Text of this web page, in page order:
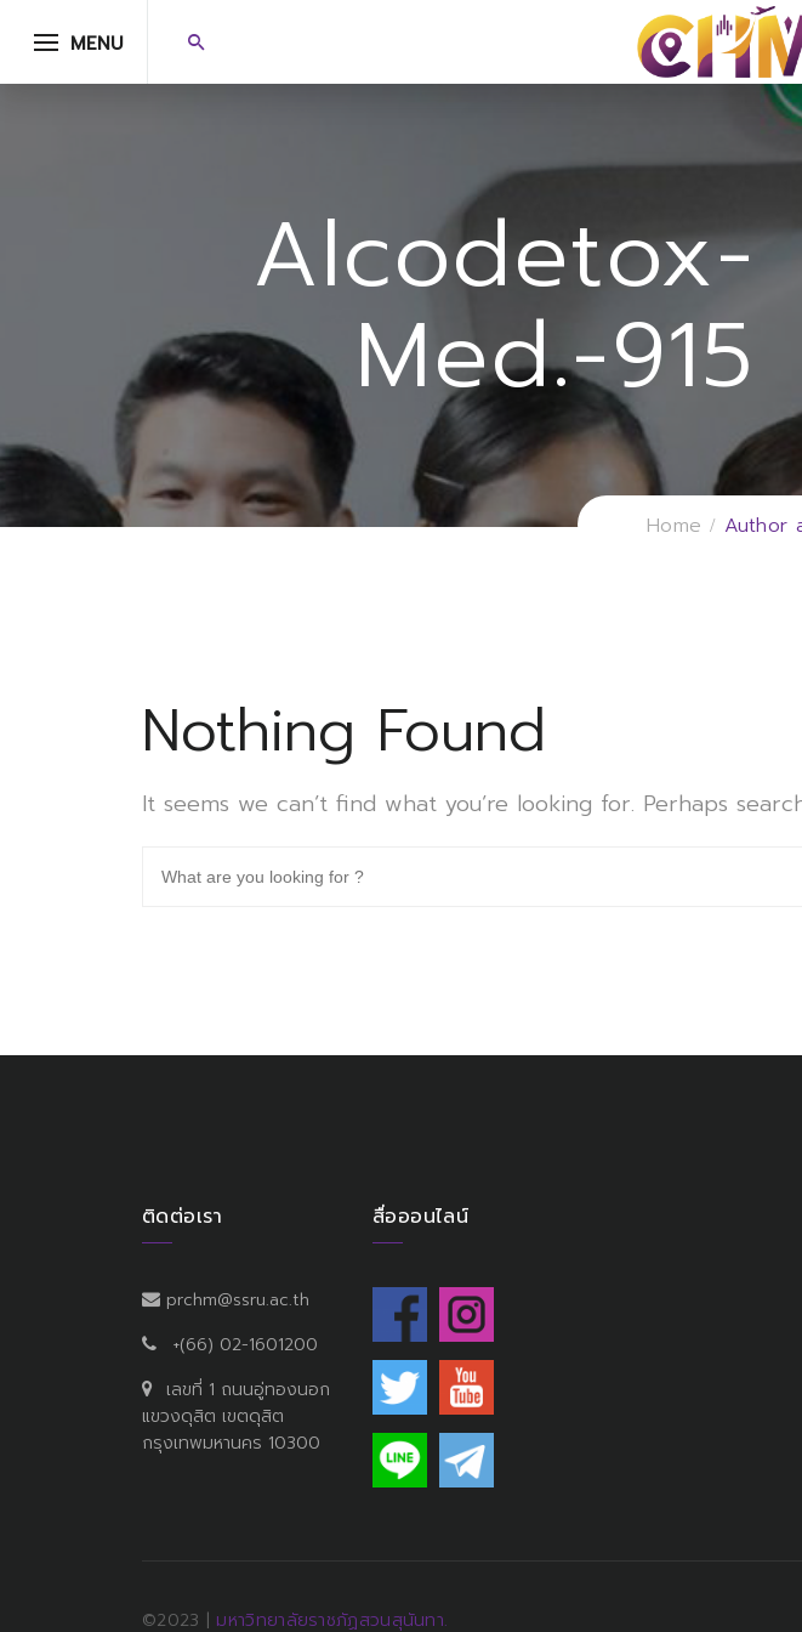
MENU
Alcodetox-
Med.-915
Home Author
Nothing Found
It seems we can’t find what you’re looking for. Perhaps
ติดต่อเรา
prchm@ssru.ac.th
+(66) 02-1601200
เลขที่ 1 ถนนอู่ทองนอก
แขวงดุสิต เขตดุสิต
กรุงเทพมหานคร 10300
สื่อออนไลน์
©2023 | มหาวิทยาลัยราชภัฏสวนสุนันทา.